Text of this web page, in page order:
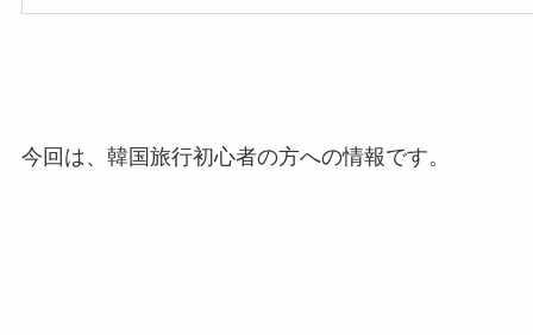
今回は、韓国旅行初心者の方への情報です。